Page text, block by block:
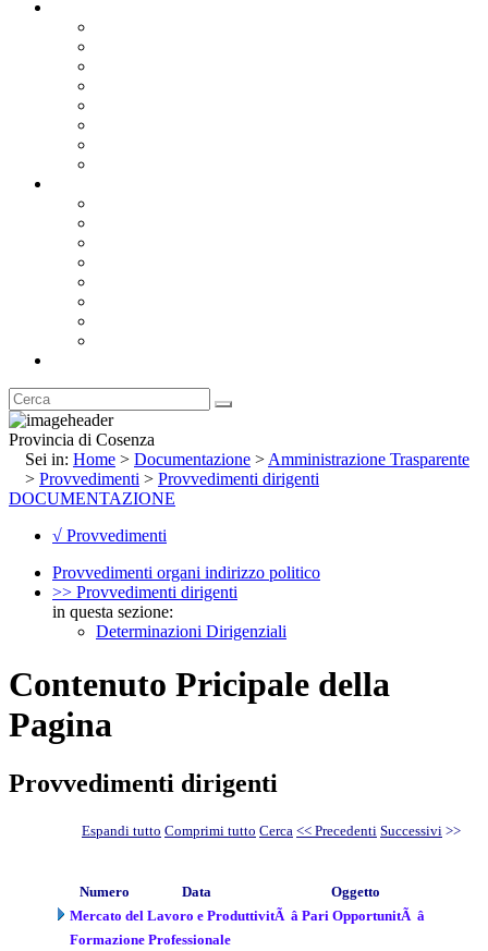
Provincia di Cosenza
Sei in: Home > Documentazione > Amministrazione Trasparente
> Provvedimenti > Provvedimenti dirigenti
DOCUMENTAZIONE
√ Provvedimenti
Provvedimenti organi indirizzo politico
>> Provvedimenti dirigenti
in questa sezione:
Determinazioni Dirigenziali
Contenuto Pricipale della
Pagina
Provvedimenti dirigenti
Espandi tutto Comprimi tutto Cerca << Precedenti Successivi >>
Numero Data
Oggetto
Mercato del Lavoro e ProduttivitÃ â Pari OpportunitÃ â
Formazione Professionale